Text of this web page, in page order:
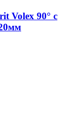
Volex 90° с